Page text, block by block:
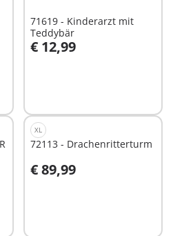
71619 - Kinderarzt mit
Teddybär
€ 12,99
In den Warenkorb
XL
72113 - Drachenritterturm
€ 89,99
In den Warenkorb